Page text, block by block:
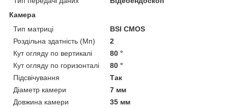
Камера
Тип матриці
BSI CMOS
Роздільна здатність (Мп)
2
Кут огляду по вертикалі
80 °
Кут огляду по горизонталі
80 °
Підсвічування
Так
Діаметр камери
7 мм
Довжина камери
35 мм